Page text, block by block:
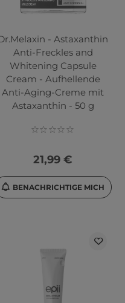
- Astaxanthin
Anti-Freckles and
Whitening Capsule
Cream - Aufhellende
Anti-Aging-Creme mit
Astaxanthin - 50 g
21,99 €
BENACHRICHTIGE MICH